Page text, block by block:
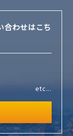
合わせはこち
etc...